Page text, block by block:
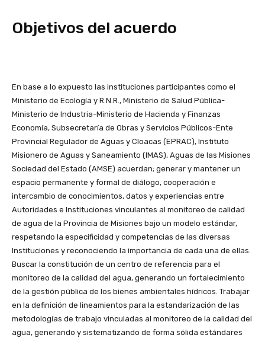
Objetivos del acuerdo
En base a lo expuesto las instituciones participantes como el
Ministerio de Ecología y R.N.R., Ministerio de Salud Pública-
Ministerio de Industria-Ministerio de Hacienda y Finanzas
Economía, Subsecretaría de Obras y Servicios Públicos-Ente
Provincial Regulador de Aguas y Cloacas (EPRAC), Instituto
Misionero de Aguas y Saneamiento (IMAS), Aguas de las Misiones
Sociedad del Estado (AMSE) acuerdan; generar y mantener un
espacio permanente y formal de diálogo, cooperación e
intercambio de conocimientos, datos y experiencias entre
Autoridades e Instituciones vinculantes al monitoreo de calidad
de agua de la Provincia de Misiones bajo un modelo estándar,
respetando la especificidad y competencias de las diversas
Instituciones y reconociendo la importancia de cada una de ellas.
Buscar la constitución de un centro de referencia para el
monitoreo de la calidad del agua, generando un fortalecimiento
de la gestión pública de los bienes ambientales hídricos. Trabajar
en la definición de lineamientos para la estandarización de las
metodologías de trabajo vinculadas al monitoreo de la calidad del
agua, generando y sistematizando de forma sólida estándares